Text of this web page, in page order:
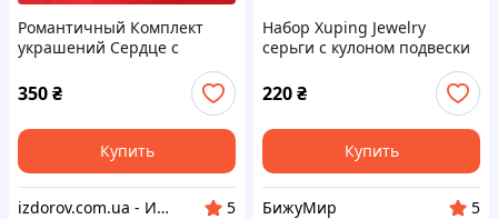
Романтичный Комплект
украшений Сердце с
Серьги Бижутерия из
медицинского золота
350₴
Купить
izdorov.com.ua - Интернет-магазин витаминов и биодобавок
5
Набор Xuping Jewelry
серьги с кулоном подвески
золотистый
220₴
Купить
БижуМир
5